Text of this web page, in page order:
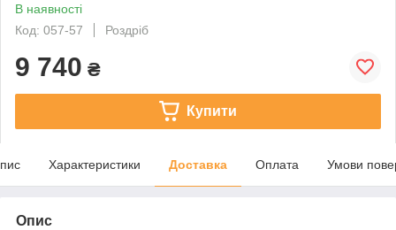
В наявності
Код: 057-57
Роздріб
9 740 ₴
Купити
Характеристики Доставка Оплата Умови
Опис